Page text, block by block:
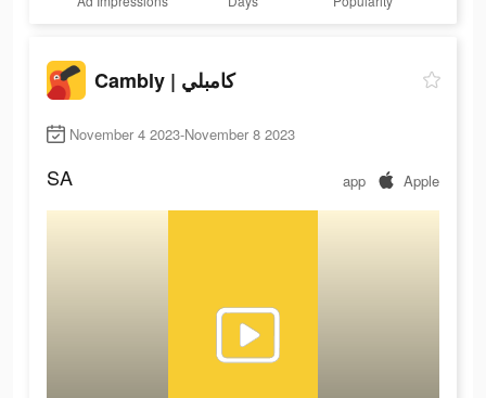
Cambly | كامبلي
November 4 2023-November 8 2023
SA app Apple